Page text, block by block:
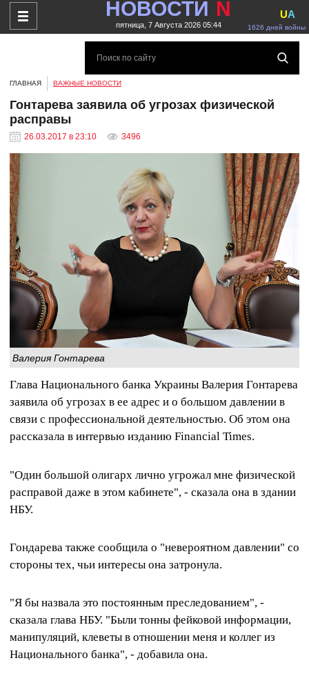
НОВОСТИ N
пятница, 7 Августа 2026 05:44 1626 дней войны
UA
ГЛАВНАЯ ВАЖНЫЕ НОВОСТИ
Гонтарева заявила об угрозах физической
расправы
26.03.2017 в 23:10 3496
Валерия Гонтарева
Глава Национального банка Украины Валерия Гонтарева
заявила об угрозах в ее адрес и о большом давлении в
связи с профессиональной деятельностью. Об этом она
рассказала в интервью изданию Financial Times.
"Один большой олигарх лично угрожал мне физической
расправой даже в этом кабинете", - сказала она в здании
НБУ.
Гондарева также сообщила о "невероятном давлении" со
стороны тех, чьи интересы она затронула.
"Я бы назвала это постоянным преследованием", -
сказала глава НБУ. "Были тонны фейковой информации,
манипуляций, клеветы в отношении меня и коллег из
Национального банка", - добавила она.